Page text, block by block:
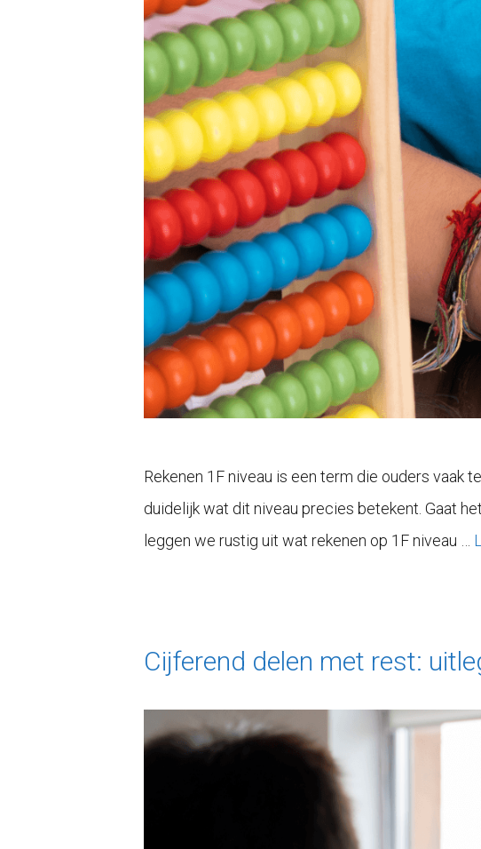
Rekenen 1F niveau is een term die ouders vaak
duidelijk wat dit niveau precies betekent. Gaat
leggen we rustig uit wat rekenen op 1F niveau …
Cijferend delen met rest: